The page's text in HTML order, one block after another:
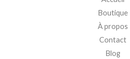
Boutique
À propos
Contact
Blog